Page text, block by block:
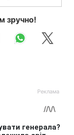
зручно!